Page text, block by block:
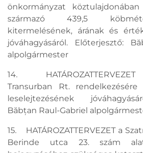
önkormányzat
származó 439,5
kitermelésének, árának és
jóváhagyásáról. Előterjesztő:
alpolgármester
14. HATÁROZATTERVEZET
Transurban Rt.
leselejtezésének
Băbțan Raul-Gabriel
15. HATÁROZATTERVEZET a
Berinde utca 23. szám